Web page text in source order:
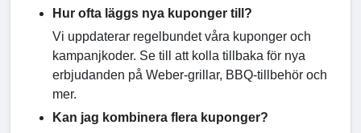
Hur ofta läggs nya kuponger till?
Vi uppdaterar regelbundet våra kuponger och
kampanjkoder. Se till att kolla tillbaka för nya
erbjudanden på Weber-grillar, BBQ-tillbehör och
mer.
Kan jag kombinera flera kuponger?